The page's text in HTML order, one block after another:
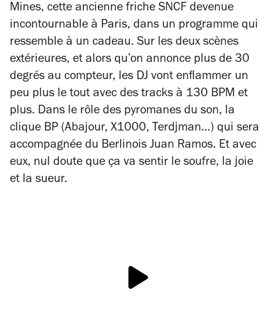
Mines, cette ancienne friche SNCF devenue
incontournable à Paris, dans un programme qui
ressemble à un cadeau. Sur les deux scènes
extérieures, et alors qu’on annonce plus de 30
degrés au compteur, les DJ vont enflammer un
peu plus le tout avec des tracks à 130 BPM et
plus. Dans le rôle des pyromanes du son, la
clique BP (Abajour, X1000, Terdjman…) qui sera
accompagnée du Berlinois Juan Ramos. Et avec
eux, nul doute que ça va sentir le soufre, la joie
et la sueur.